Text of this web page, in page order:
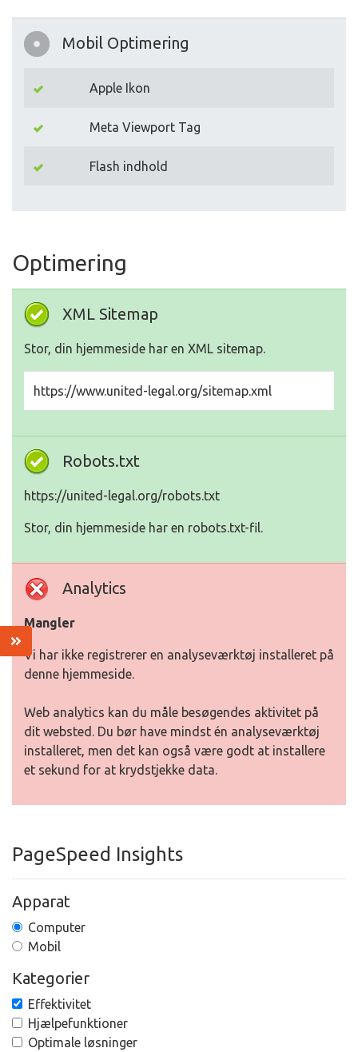
Mobil Optimering
Apple Ikon
Meta Viewport Tag
Flash indhold
Optimering
XML Sitemap
Stor, din hjemmeside har en XML sitemap.
https://www.united-legal.org/sitemap.xml
Robots.txt
https://united-legal.org/robots.txt
Stor, din hjemmeside har en robots.txt-fil.
Analytics
Mangler
Vi har ikke registrerer en analyseværktøj installeret på
denne hjemmeside.
Web analytics kan du måle besøgendes aktivitet på
dit websted. Du bør have mindst én analyseværktøj
installeret, men det kan også være godt at installere
et sekund for at krydstjekke data.
PageSpeed Insights
Apparat
Computer
Mobil
Kategorier
Effektivitet
Hjælpefunktioner
Optimale løsninger